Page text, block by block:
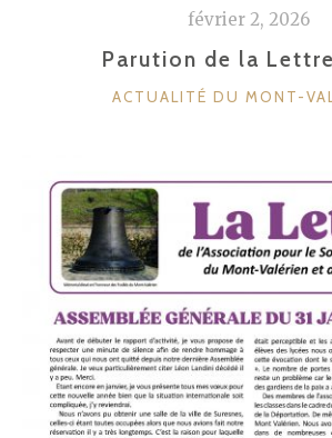
février 2, 2026
Parution de la Lettre
CATÉGORIES
ACTUALITÉ DU MONT-